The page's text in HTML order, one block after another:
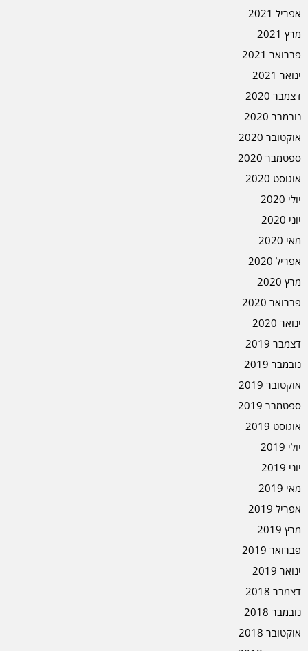
אפריל 2021
מרץ 2021
פברואר 2021
ינואר 2021
דצמבר 2020
נובמבר 2020
אוקטובר 2020
ספטמבר 2020
אוגוסט 2020
יולי 2020
יוני 2020
מאי 2020
אפריל 2020
מרץ 2020
פברואר 2020
ינואר 2020
דצמבר 2019
נובמבר 2019
אוקטובר 2019
ספטמבר 2019
אוגוסט 2019
יולי 2019
יוני 2019
מאי 2019
אפריל 2019
מרץ 2019
פברואר 2019
ינואר 2019
דצמבר 2018
נובמבר 2018
אוקטובר 2018